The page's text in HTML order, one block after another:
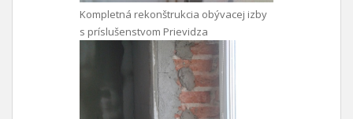
Kompletná rekonštrukcia obývacej izby
s príslušenstvom Prievidza